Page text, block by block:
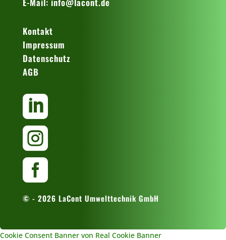
Kontakt
Impressum
Datenschutz
AGB



© - 2026 LaCont Umwelttechnik GmbH
Cookie Consent Banner von Real Cookie Banner